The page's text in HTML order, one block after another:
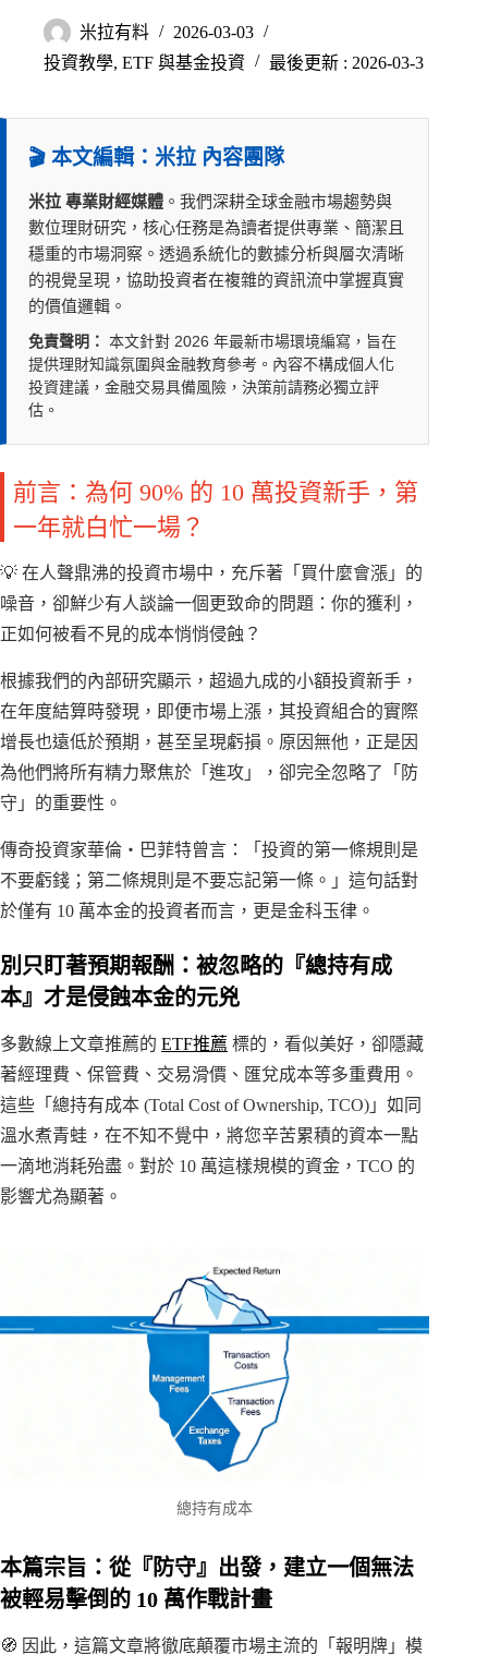
米拉有料
2026-03-03
投資教學, ETF 與基金投資 最後更新 : 2026-03-3
🎬 本文編輯：米拉 內容團隊
米拉 專業財經媒體 。我們深耕全球金融市場趨勢與
數位理財研究，核心任務是為讀者提供專業、簡潔且
穩重的市場洞察。透過系統化的數據分析與層次清晰
的視覺呈現，協助投資者在複雜的資訊流中掌握真實
的價值邏輯。
免責聲明： 本文針對 2026 年最新市場環境編寫，旨在
提供理財知識氛圍與金融教育參考。內容不構成個人化
投資建議，金融交易具備風險，決策前請務必獨立評
估。
前言：為何 90% 的 10 萬投資新手，第
一年就白忙一場？
💡 在人聲鼎沸的投資市場中，充斥著「買什麼會漲」的
噪音，卻鮮少有人談論一個更致命的問題：你的獲利，
正如何被看不見的成本悄悄侵蝕？
根據我們的內部研究顯示，超過九成的小額投資新手，
在年度結算時發現，即便市場上漲，其投資組合的實際
增長也遠低於預期，甚至呈現虧損。原因無他，正是因
為他們將所有精力聚焦於「進攻」，卻完全忽略了「防
守」的重要性。
傳奇投資家華倫・巴菲特曾言：「投資的第一條規則是
不要虧錢；第二條規則是不要忘記第一條。」這句話對
於僅有 10 萬本金的投資者而言，更是金科玉律。
別只盯著預期報酬：被忽略的『總持有成
本』才是侵蝕本金的元兇
多數線上文章推薦的 ETF推薦 標的，看似美好，卻隱藏
著經理費、保管費、交易滑價、匯兌成本等多重費用。
這些「總持有成本 (Total Cost of Ownership, TCO)」如同
溫水煮青蛙，在不知不覺中，將您辛苦累積的資本一點
一滴地消耗殆盡。對於 10 萬這樣規模的資金，TCO 的
影響尤為顯著。
總持有成本
本篇宗旨：從『防守』出發，建立一個無法
被輕易擊倒的 10 萬作戰計畫
🧭 因此，這篇文章將徹底顛覆市場主流的「報明牌」模